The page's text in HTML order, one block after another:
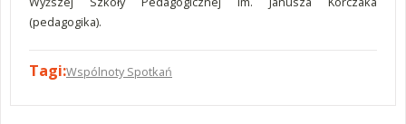
(pedagogika).
Tagi:Wspólnoty Spotkań